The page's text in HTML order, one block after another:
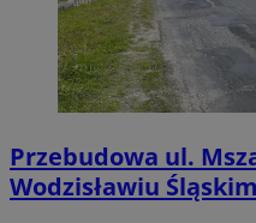
Przebudowa ul.
Wodzisławiu